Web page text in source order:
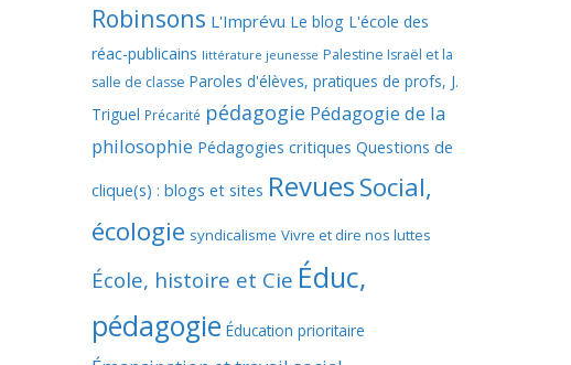
Robinsons L'Imprévu Le blog L'école des
réac-publicains littérature jeunesse Palestine Israël et la
salle de classe Paroles d'élèves, pratiques de profs, J.
Triguel Précarité pédagogie Pédagogie de la
philosophie Pédagogies critiques Questions de
clique(s) : blogs et sites RevuesSocial,
écologie syndicalisme Vivre et dire nos luttes
École, histoire et Cie Éduc,
pédagogie Éducation prioritaire